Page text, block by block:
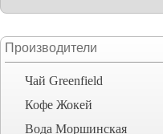
Производители
Чай Greenfield
Кофе Жокей
Вода Моршинская